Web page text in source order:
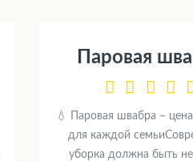
Паровая
💧 Паровая швабра –
для каждой
уборка должна быть